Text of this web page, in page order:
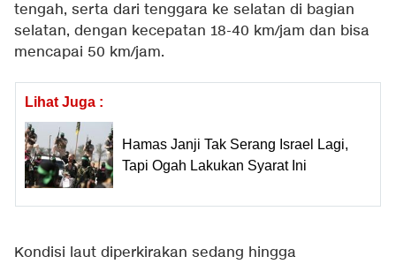
tengah, serta dari tenggara ke selatan di bagian
selatan, dengan kecepatan 18-40 km/jam dan bisa
mencapai 50 km/jam.
Lihat Juga :
Hamas Janji Tak Serang Israel Lagi,
Tapi Ogah Lakukan Syarat Ini
Kondisi laut diperkirakan sedang hingga